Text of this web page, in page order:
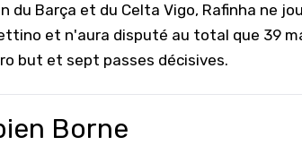
du Barça et du Celta Vigo, Rafinha ne
et n'aura disputé au total que 39
but et sept passes décisives.
Borne